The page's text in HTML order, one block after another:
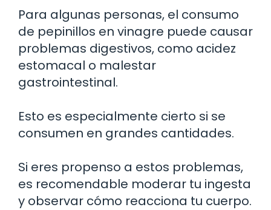
Para algunas personas, el consumo
de pepinillos en vinagre puede causar
problemas digestivos, como acidez
estomacal o malestar
gastrointestinal.
Esto es especialmente cierto si se
consumen en grandes cantidades.
Si eres propenso a estos problemas,
es recomendable moderar tu ingesta
y observar cómo reacciona tu cuerpo.